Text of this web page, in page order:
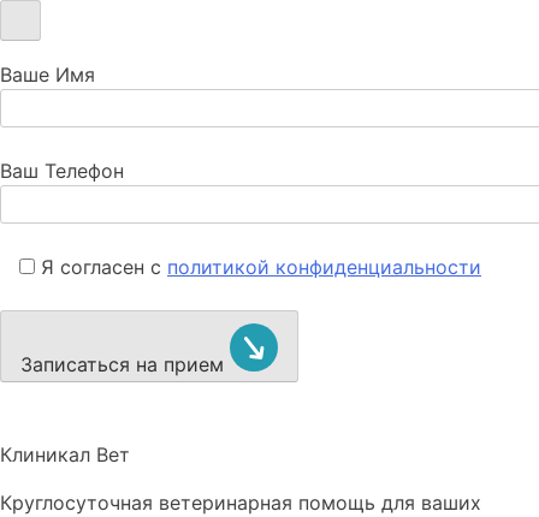
Ваше Имя
Ваш Телефон
Я согласен с политикой конфиденциальности
Записаться на прием
Клиникал Вет
Круглосуточная ветеринарная помощь для ваших